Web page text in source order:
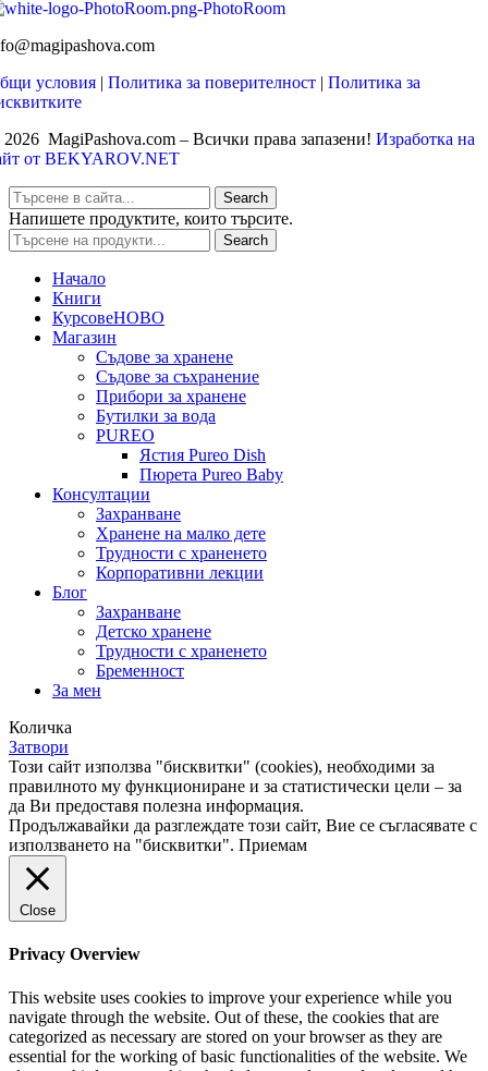
условия | Политика за поверителност | Политика за
MagiPashova.com – Всички права запазени! Изработка на
от BEKYAROV.NET
Search
Напишете продуктите, които търсите.
Search
Начало
Книги
КурсовеНОВО
Магазин
Съдове за хранене
Съдове за съхранение
Прибори за хранене
Бутилки за вода
PUREO
Ястия Pureo Dish
Пюрета Pureo Baby
Консултации
Захранване
Хранене на малко дете
Трудности с храненето
Корпоративни лекции
Блог
Захранване
Детско хранене
Трудности с храненето
Бременност
За мен
Количка
Затвори
Този сайт използва "бисквитки" (cookies), необходими за
правилното му функциониране и за статистически цели – за
да Ви предоставя полезна информация.
Продължавайки да разглеждате този сайт, Вие се съгласявате с
използването на "бисквитки". Приемам
Close
Privacy Overview
This website uses cookies to improve your experience while you
navigate through the website. Out of these, the cookies that are
categorized as necessary are stored on your browser as they are
essential for the working of basic functionalities of the website. We